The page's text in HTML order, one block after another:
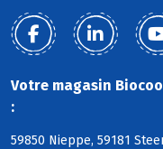
Votre magasin
:
59850 Nieppe, 59181